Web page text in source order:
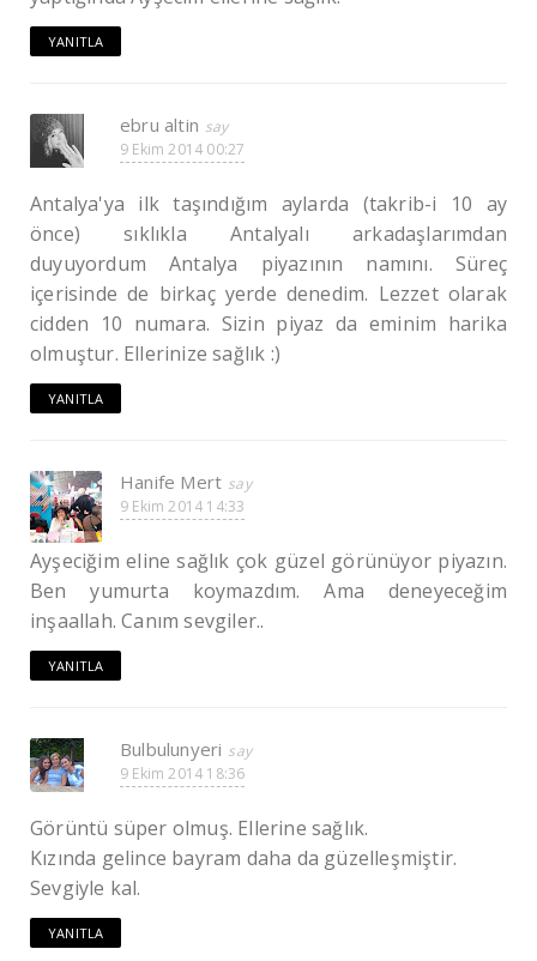
YANITLA
ebru altin
9 Ekim 2014 00:27
Antalya'ya ilk taşındığım aylarda (takrib-i 10 ay
önce) sıklıkla Antalyalı arkadaşlarımdan
duyuyordum Antalya piyazının namını. Süreç
içerisinde de birkaç yerde denedim. Lezzet olarak
cidden 10 numara. Sizin piyaz da eminim harika
olmuştur. Ellerinize sağlık :)
YANITLA
Hanife Mert
9 Ekim 2014 14:33
Ayşeciğim eline sağlık çok güzel görünüyor piyazın.
Ben yumurta koymazdım. Ama deneyeceğim
inşaallah. Canım sevgiler..
YANITLA
Bulbulunyeri
9 Ekim 2014 18:36
Görüntü süper olmuş. Ellerine sağlık.
Kızında gelince bayram daha da güzelleşmiştir.
Sevgiyle kal.
YANITLA